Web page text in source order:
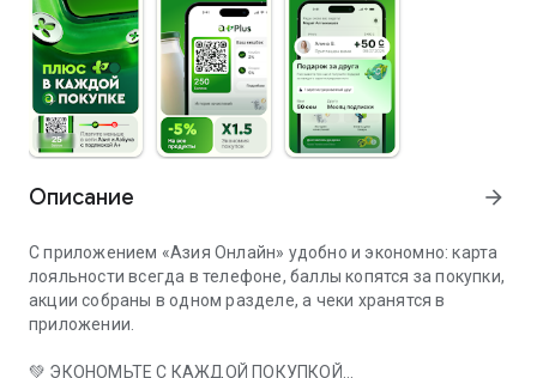
Описание arrow_forward
С приложением «Азия Онлайн» удобно и экономно: карта
лояльности всегда в телефоне, баллы копятся за покупки,
акции собраны в одном разделе, а чеки хранятся в
приложении.
💚 ЭКОНОМЬТЕ С КАЖДОЙ ПОКУПКОЙ